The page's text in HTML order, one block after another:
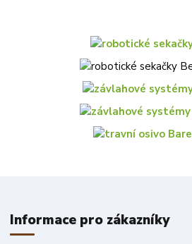
Informace pro zákazníky